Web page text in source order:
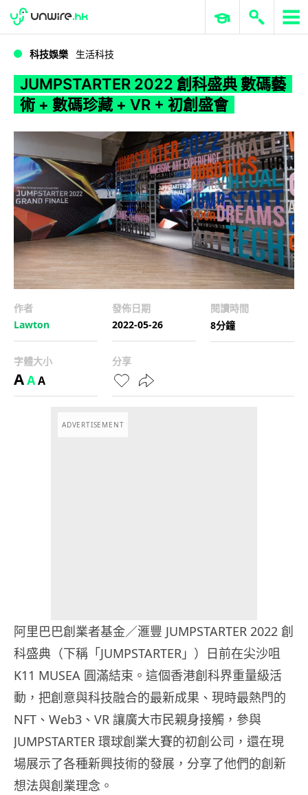
WWDC 2026 ERP 與商業 AI
科技娛樂 生活科技
JUMPSTARTER 2022 創科盛典 數碼藝
術 + 數碼珍藏 + VR + 初創盛會
作者
Lawton
發佈日期
2022-05-26
閱讀時間
8分鐘
字體大小
AAA
分享
ADVERTISEMENT
阿里巴巴創業者基金／滙豐 JUMPSTARTER 2022 創
科盛典（下稱「JUMPSTARTER」）日前在尖沙咀
K11 MUSEA 圓滿結束。這個香港創科界重量級活
動，把創意與科技融合的最新成果、現時最熱門的
NFT、Web3、VR 讓廣大市民親身接觸，參與
JUMPSTARTER 環球創業大賽的初創公司，還在現
場展示了各種新興技術的發展，分享了他們的創新
想法與創業理念。